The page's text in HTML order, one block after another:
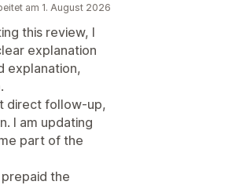
am 1. August 2026
this review, I
explanation
explanation,
direct follow-up,
I am updating
part of the
prepaid the